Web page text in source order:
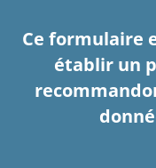
Ce formulaire
établir un